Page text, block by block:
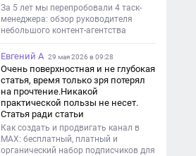
За 5 лет мы перепробовали 4 таск-
менеджера: обзор руководителя
небольшого контент-агентства
Евгений А 29 мая 2026 в 09:28
Очень поверхностная и не глубокая
статья, время только зря потерял
на прочтение.Никакой
практической пользы не несет.
Статья ради статьи
Как создать и продвигать канал в
MAX: бесплатный, платный и
органический набор подписчиков для